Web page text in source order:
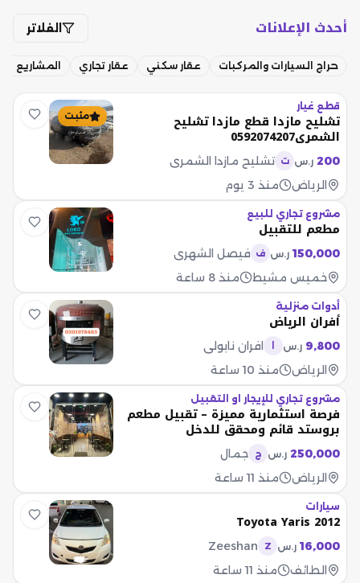
أحدث الإعلانات الفلاتر
حراج السيارات والمركبات عقار سكني عقار تجاري المشاريع
مثبت
قطع غيار
تشليح مازدا قطع مازدا تشليح
الشمري0592074207
200 ر.س ت تشليح مازدا الشمري
الرياض
منذ 3 يوم
مشروع تجاري للبيع
مطعم للتقبيل
150,000 ر.س ف فيصل الشهري
خميس مشيط
منذ 8 ساعة
أدوات منزلية
أفران الرياض
9,800 ر.س
افران نابولي
الرياض
منذ 10 ساعة
مشروع تجاري للإيجار او التقبيل
فرصة استثمارية مميزة – تقبيل مطعم
بروستد قائم ومحقق للدخل
250,000 ر.س ج
جمال
الرياض
منذ 11 ساعة
سيارات
Toyota Yaris 2012
16,000 ر.س Z
Zeeshan
الطائف
منذ 11 ساعة